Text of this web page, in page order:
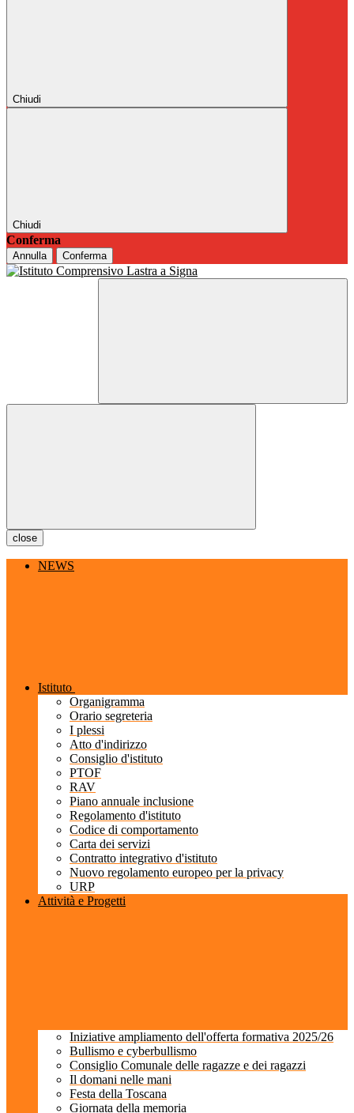
Chiudi
Chiudi
Conferma
Annulla Conferma
close
NEWS
Istituto
Organigramma
Orario segreteria
I plessi
Atto d'indirizzo
Consiglio d'istituto
PTOF
RAV
Piano annuale inclusione
Regolamento d'istituto
Codice di comportamento
Carta dei servizi
Contratto integrativo d'istituto
Nuovo regolamento europeo per la privacy
URP
Attività e Progetti
Iniziative ampliamento dell'offerta formativa 2025/26
Bullismo e cyberbullismo
Consiglio Comunale delle ragazze e dei ragazzi
Il domani nelle mani
Festa della Toscana
Giornata della memoria